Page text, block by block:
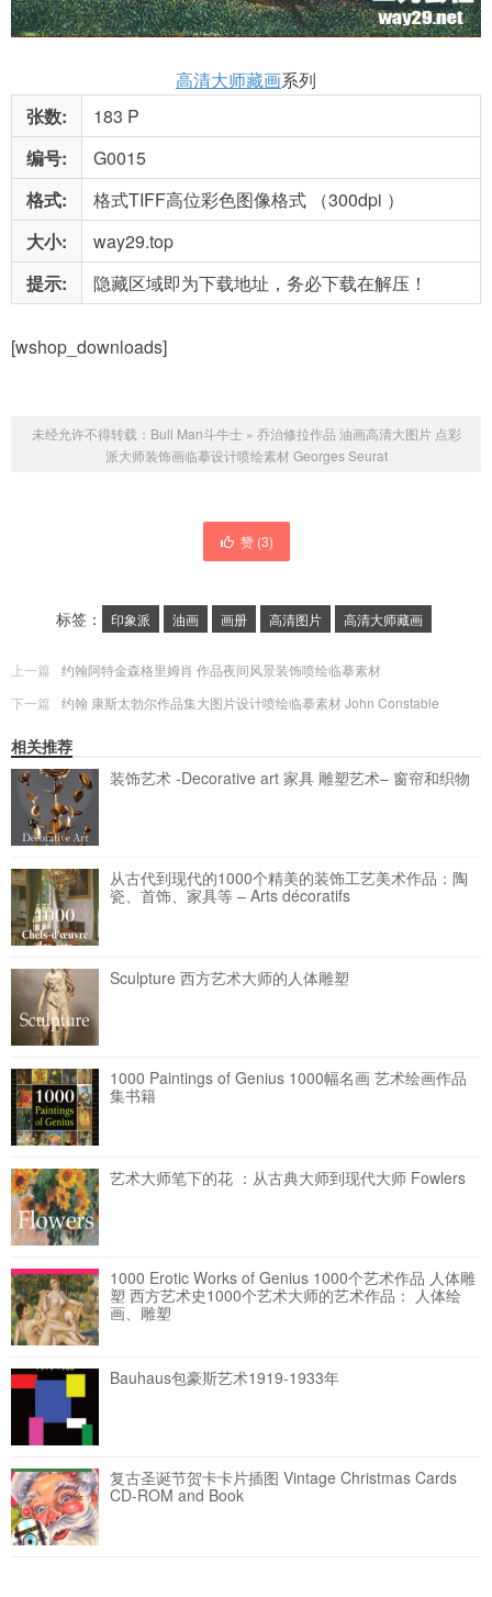
高清大师藏画系列
张数:
183 P
编号:
G0015
格式:
格式TIFF高位彩色图像格式 （300dpi ）
大小:
way29.top
提示:
隐藏区域即为下载地址，务必下载在解压！
[wshop_downloads]
未经允许不得转载： Bull Man斗牛士» 乔治修拉作品 油画高清大图片 点彩
派大师装饰画临摹设计喷绘素材 Georges Seurat
赞 (3)
标签： 印象派 油画 画册 高清图片 高清大师藏画
上一篇
约翰阿特金森格里姆肖 作品夜间风景装饰喷绘临摹素材
下一篇
约翰 康斯太勃尔作品集大图片设计喷绘临摹素材 John Constable
相关推荐
装饰艺术 -Decorative art 家具 雕塑艺术– 窗帘和织物
从古代到现代的1000个精美的装饰工艺美术作品：陶
瓷、首饰、家具等 – Arts décoratifs
Sculpture 西方艺术大师的人体雕塑
1000 Paintings of Genius 1000幅名画 艺术绘画作品
集书籍
艺术大师笔下的花 ：从古典大师到现代大师 Fowlers
1000 Erotic Works of Genius 1000个艺术作品 人体雕
塑 西方艺术史1000个艺术大师的艺术作品： 人体绘
画、雕塑
Bauhaus包豪斯艺术1919-1933年
复古圣诞节贺卡卡片插图 Vintage Christmas Cards
CD-ROM and Book